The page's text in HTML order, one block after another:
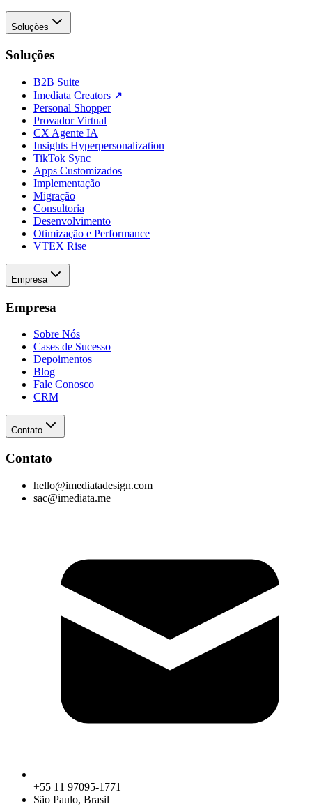
Soluções
Soluções
B2B Suite
Imediata Creators ↗
Personal Shopper
Provador Virtual
CX Agente IA
Insights Hyperpersonalization
TikTok Sync
Apps Customizados
Implementação
Migração
Consultoria
Desenvolvimento
Otimização e Performance
VTEX Rise
Empresa
Empresa
Sobre Nós
Cases de Sucesso
Depoimentos
Blog
Fale Conosco
CRM
Contato
Contato
hello@imediatadesign.com
sac@imediata.me
+55 11 97095-1771
São Paulo, Brasil